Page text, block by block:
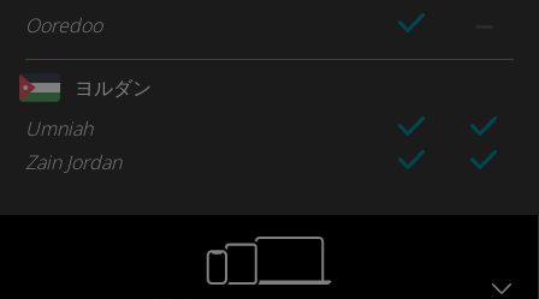
Ooredoo
ヨルダン
Umniah
Zain Jordan